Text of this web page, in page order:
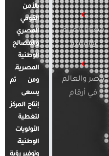
قضايا المرأة
والأسرة
مصر والعالم
في أرقام
بالأمن
القومي
المصري
والمصالح
الوطنية
المصرية.
ومن ثم
يسعى
إنتاج المركز
لتغطية
الأولويات
الوطنية،
وتوفير رؤية